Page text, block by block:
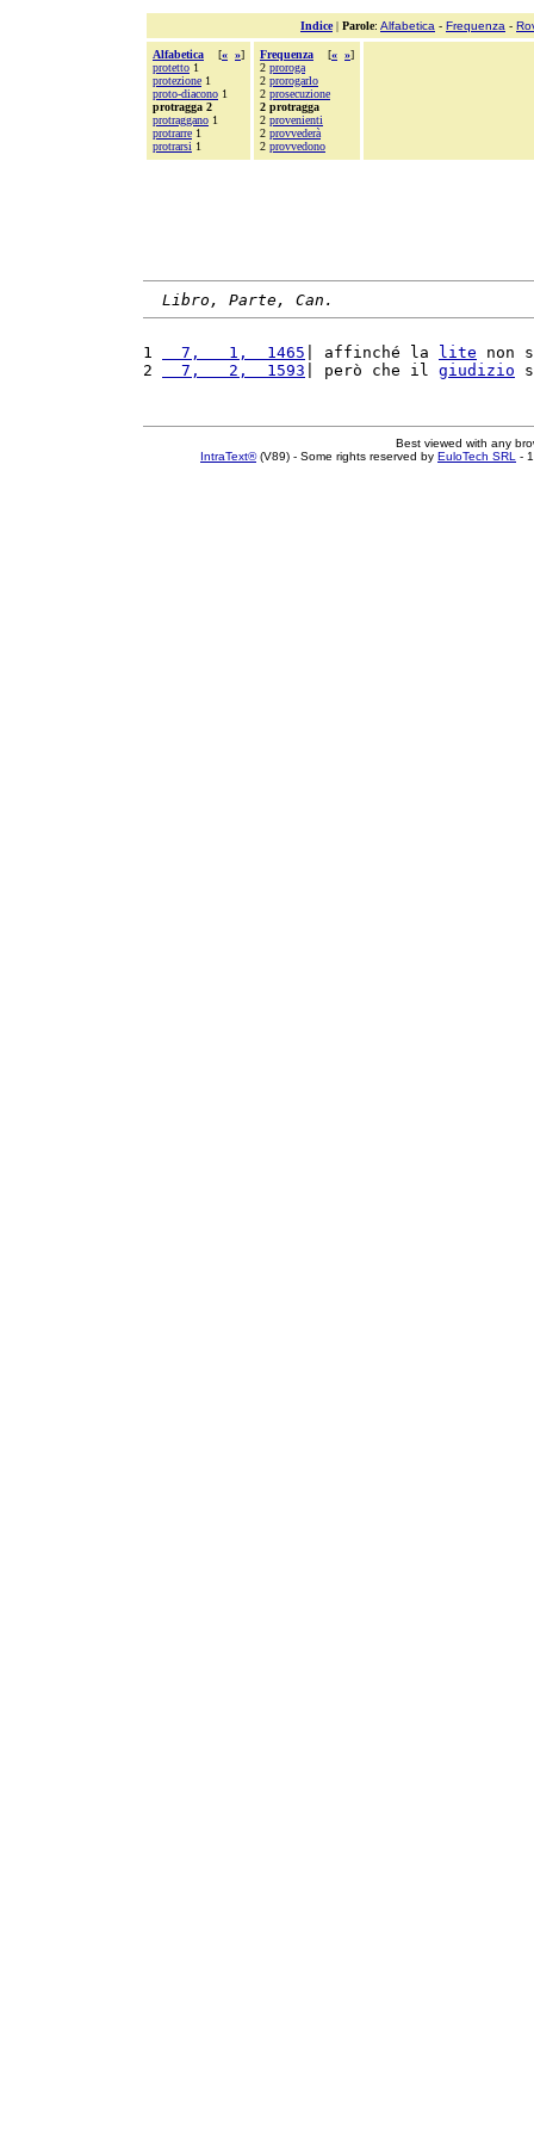
Indice| Parole: Alfabetica - Frequenza -
Alfabetica [« »]
protetto 1
protezione 1
proto-diacono 1
protragga 2
protraggano 1
protrarre 1
protrarsi 1
Frequenza [« »]
2 proroga
2 prorogarlo
2 prosecuzione
2 protragga
2 provenienti
2 provvederà
2 provvedono
Libro, Parte, Can.
1
  7,   1,  1465
| affinché la lite non
2
  7,   2,  1593
| però che il giudizio
Best viewed with any
IntraText®(V89) - Some rights reserved by EuloTech SRL -